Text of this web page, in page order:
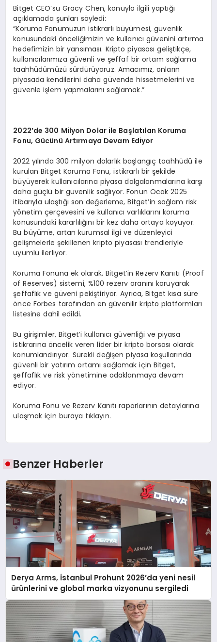
Bitget CEO’su Gracy Chen, konuyla ilgili yaptığı
açıklamada şunları söyledi:
“Koruma Fonumuzun istikrarlı büyümesi, güvenlik
konusundaki önceliğimizin ve kullanıcı güvenini artırma
hedefimizin bir yansıması. Kripto piyasası geliştikçe,
kullanıcılarımıza güvenli ve şeffaf bir ortam sağlama
taahhüdümüzü sürdürüyoruz. Amacımız, onların
piyasada kendilerini daha güvende hissetmelerini ve
güvenle işlem yapmalarını sağlamak.”
2022’de 300 Milyon Dolar ile Başlatılan Koruma
Fonu, Gücünü Artırmaya Devam Ediyor
2022 yılında 300 milyon dolarlık başlangıç taahhüdü ile
kurulan Bitget Koruma Fonu, istikrarlı bir şekilde
büyüyerek kullanıcılarına piyasa dalgalanmalarına karşı
daha güçlü bir güvenlik sağlıyor. Fonun Ocak 2025
itibarıyla ulaştığı son değerleme, Bitget’in sağlam risk
yönetim çerçevesini ve kullanıcı varlıklarını koruma
konusundaki kararlılığını bir kez daha ortaya koyuyor.
Bu büyüme, artan kurumsal ilgi ve düzenleyici
gelişmelerle şekillenen kripto piyasası trendleriyle
uyumlu ilerliyor.
Koruma Fonuna ek olarak, Bitget’in Rezerv Kanıtı (Proof
of Reserves) sistemi, %100 rezerv oranını koruyarak
şeffaflık ve güveni pekiştiriyor. Ayrıca, Bitget kısa süre
önce Forbes tarafından en güvenilir kripto platformları
listesine dahil edildi.
Bu girişimler, Bitget’i kullanıcı güvenliği ve piyasa
istikrarına öncelik veren lider bir kripto borsası olarak
konumlandırıyor. Sürekli değişen piyasa koşullarında
güvenli bir yatırım ortamı sağlamak için Bitget,
şeffaflık ve risk yönetimine odaklanmaya devam
ediyor.
Koruma Fonu ve Rezerv Kanıtı raporlarının detaylarına
ulaşmak için buraya tıklayın.
Benzer Haberler
Derya Arms, İstanbul Prohunt 2026’da yeni nesil
ürünlerini ve global marka vizyonunu sergiledi